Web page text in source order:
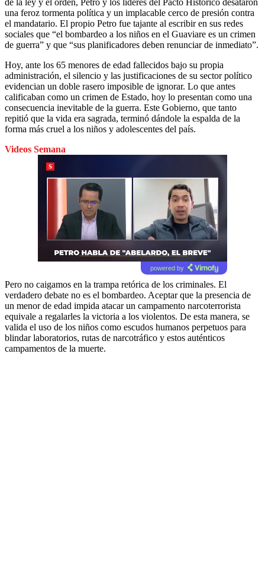
una feroz tormenta política y un implacable cerco de presión contra
el mandatario. El propio Petro fue tajante al escribir en sus redes
sociales que “el bombardeo a los niños en el Guaviare es un crimen
de guerra” y que “sus planificadores deben renunciar de inmediato”.
Hoy, ante los 65 menores de edad fallecidos bajo su propia
administración, el silencio y las justificaciones de su sector político
evidencian un doble rasero imposible de ignorar. Lo que antes
calificaban como un crimen de Estado, hoy lo presentan como una
consecuencia inevitable de la guerra. Este Gobierno, que tanto
repitió que la vida era sagrada, terminó dándole la espalda de la
forma más cruel a los niños y adolescentes del país.
Videos Semana
powered by
Pero no caigamos en la trampa retórica de los criminales. El
verdadero debate no es el bombardeo. Aceptar que la presencia de
un menor de edad impida atacar un campamento narcoterrorista
equivale a regalarles la victoria a los violentos. De esta manera, se
valida el uso de los niños como escudos humanos perpetuos para
blindar laboratorios, rutas de narcotráfico y estos auténticos
campamentos de la muerte.